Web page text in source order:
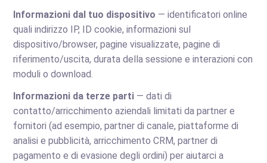
Informazioni dal tuo dispositivo — identificatori online
quali indirizzo IP, ID cookie, informazioni sul
dispositivo/browser, pagine visualizzate, pagine di
riferimento/uscita, durata della sessione e interazioni con
moduli o download.
Informazioni da terze parti — dati di
contatto/arricchimento aziendali limitati da partner e
fornitori (ad esempio, partner di canale, piattaforme di
analisi e pubblicità, arricchimento CRM, partner di
pagamento e di evasione degli ordini) per aiutarci a